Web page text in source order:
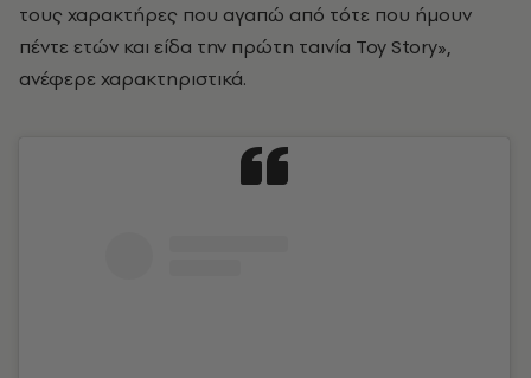
τους χαρακτήρες που αγαπώ από τότε που ήμουν
πέντε ετών και είδα την πρώτη ταινία Toy Story»,
ανέφερε χαρακτηριστικά.